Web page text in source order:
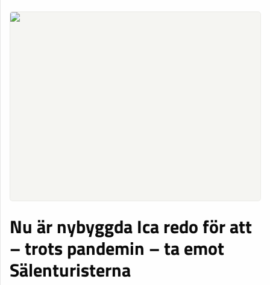
Nu är nybyggda Ica redo för att
– trots pandemin – ta emot
Sälenturisterna